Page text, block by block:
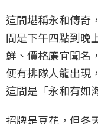
這間堪稱永和傳奇
間是下午四點到晚
鮮、價格廉宜聞名
便有排隊人龍出現
這間是「永和有如
招牌是豆花，但冬